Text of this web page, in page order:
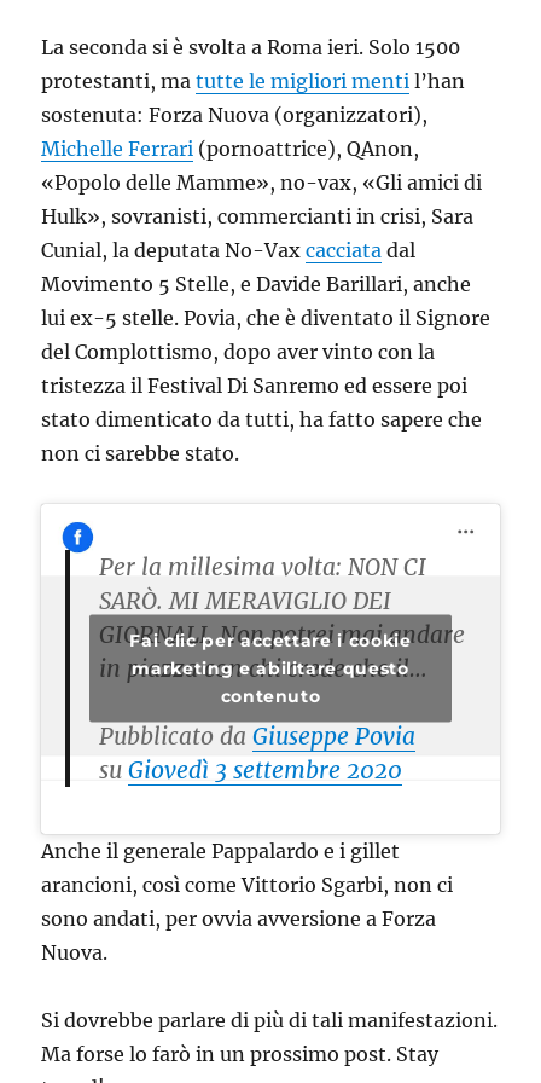
La seconda si è svolta a Roma ieri. Solo 1500
protestanti, matutte le migliori menti l’han
sostenuta: Forza Nuova (organizzatori),
Michelle Ferrari (pornoattrice), QAnon,
«Popolo delle Mamme», no-vax, «Gli amici di
Hulk», sovranisti, commercianti in crisi, Sara
Cunial, la deputata No-Vaxcacciata dal
Movimento 5 Stelle, e Davide Barillari, anche
lui ex-5 stelle. Povia, che è diventato il Signore
del Complottismo, dopo aver vinto con la
tristezza il Festival Di Sanremo ed essere poi
stato dimenticato da tutti, ha fatto sapere che
non ci sarebbe stato.
Per la millesima volta: NON CI
SARÒ. MI MERAVIGLIO DEI
GIORNALI. Non potrei mai andare
in piazza con chi crede che il…
Pubblicato daGiuseppe Povia
suGiovedì 3 settembre 2020
Fai clic per accettare i cookie
marketing e abilitare questo
contenuto
Anche il generale Pappalardo e i gillet
arancioni, così come Vittorio Sgarbi, non ci
sono andati, per ovvia avversione a Forza
Nuova.
Si dovrebbe parlare di più di tali manifestazioni.
Ma forse lo farò in un prossimo post. Stay